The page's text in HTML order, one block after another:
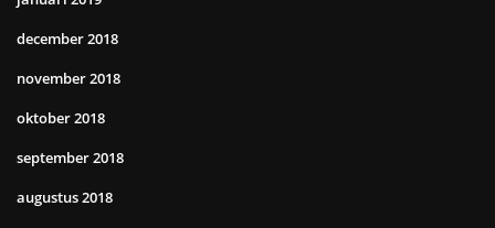
december 2018
november 2018
oktober 2018
september 2018
augustus 2018